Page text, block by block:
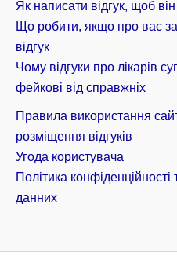
Як написати відгук, щоб
Що робити, якщо про вас
відгук
Чому відгуки про лікарів
фейкові від справжніх
Правила використання
розміщення відгуків
Угода користувача
Політика
данних